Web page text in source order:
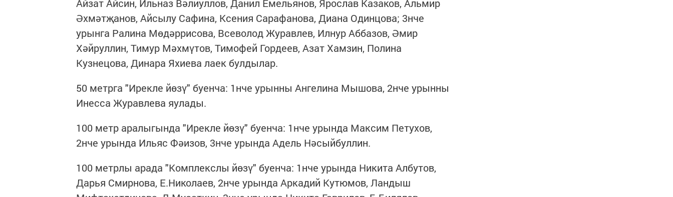
Айзат Айсин, Ильназ Вәлиуллов, Данил Емельянов, Ярослав Казаков, Альмир
Әхмәтҗанов, Айсылу Сафина, Ксения Сарафанова, Диана Одинцова; 3нче
урынга Ралина Мөдәррисова, Всеволод Журавлев, Илнур Аббазов, Әмир
Хәйруллин, Тимур Мәхмүтов, Тимофей Гордеев, Азат Хамзин, Полина
Кузнецова, Динара Яхиева лаек булдылар.
50 метрга "Ирекле йөзү" буенча: 1нче урынны Ангелина Мышова, 2нче урынны
Инесса Журавлева яулады.
100 метр аралыгында "Ирекле йөзү" буенча: 1нче урында Максим Петухов,
2нче урында Ильяс Фәизов, 3нче урында Адель Нәсыйбуллин.
100 метрлы арада "Комплекслы йөзү" буенча: 1нче урында Никита Албутов,
Дарья Смирнова, Е.Николаев, 2нче урында Аркадий Кутюмов, Ландыш